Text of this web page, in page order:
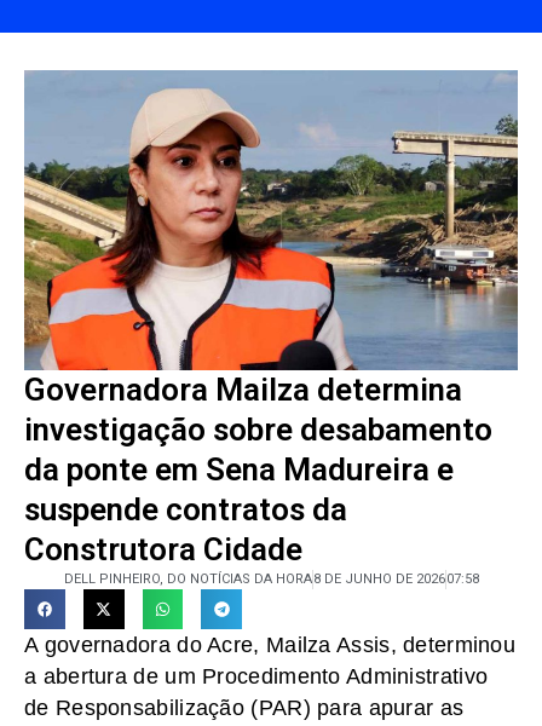
Governadora Mailza determina
investigação sobre desabamento
da ponte em Sena Madureira e
suspende contratos da
Construtora Cidade
DELL PINHEIRO, DO NOTÍCIAS DA HORA8 DE JUNHO DE 202607:58
A governadora do Acre, Mailza Assis, determinou
a abertura de um Procedimento Administrativo
de Responsabilização (PAR) para apurar as